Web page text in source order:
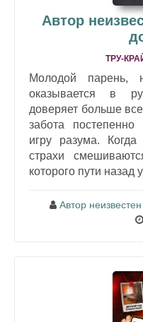
Автор
ТРУ-
Молодой парень,
оказывается в
доверяет больше
забота
игру разума.
страхи
которого пути назад
Автор неизвестен